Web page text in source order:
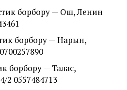
борбору — Ош, Ленин
борбору — Нарын,
борбору — Талас,
2 0557484713